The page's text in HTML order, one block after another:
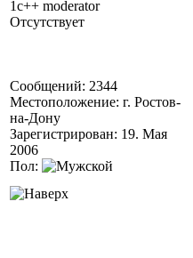
1c++ moderator
Отсутствует
Сообщений: 2344
Местоположение: г. Ростов-
на-Дону
Зарегистрирован: 19. Мая
2006
Пол: